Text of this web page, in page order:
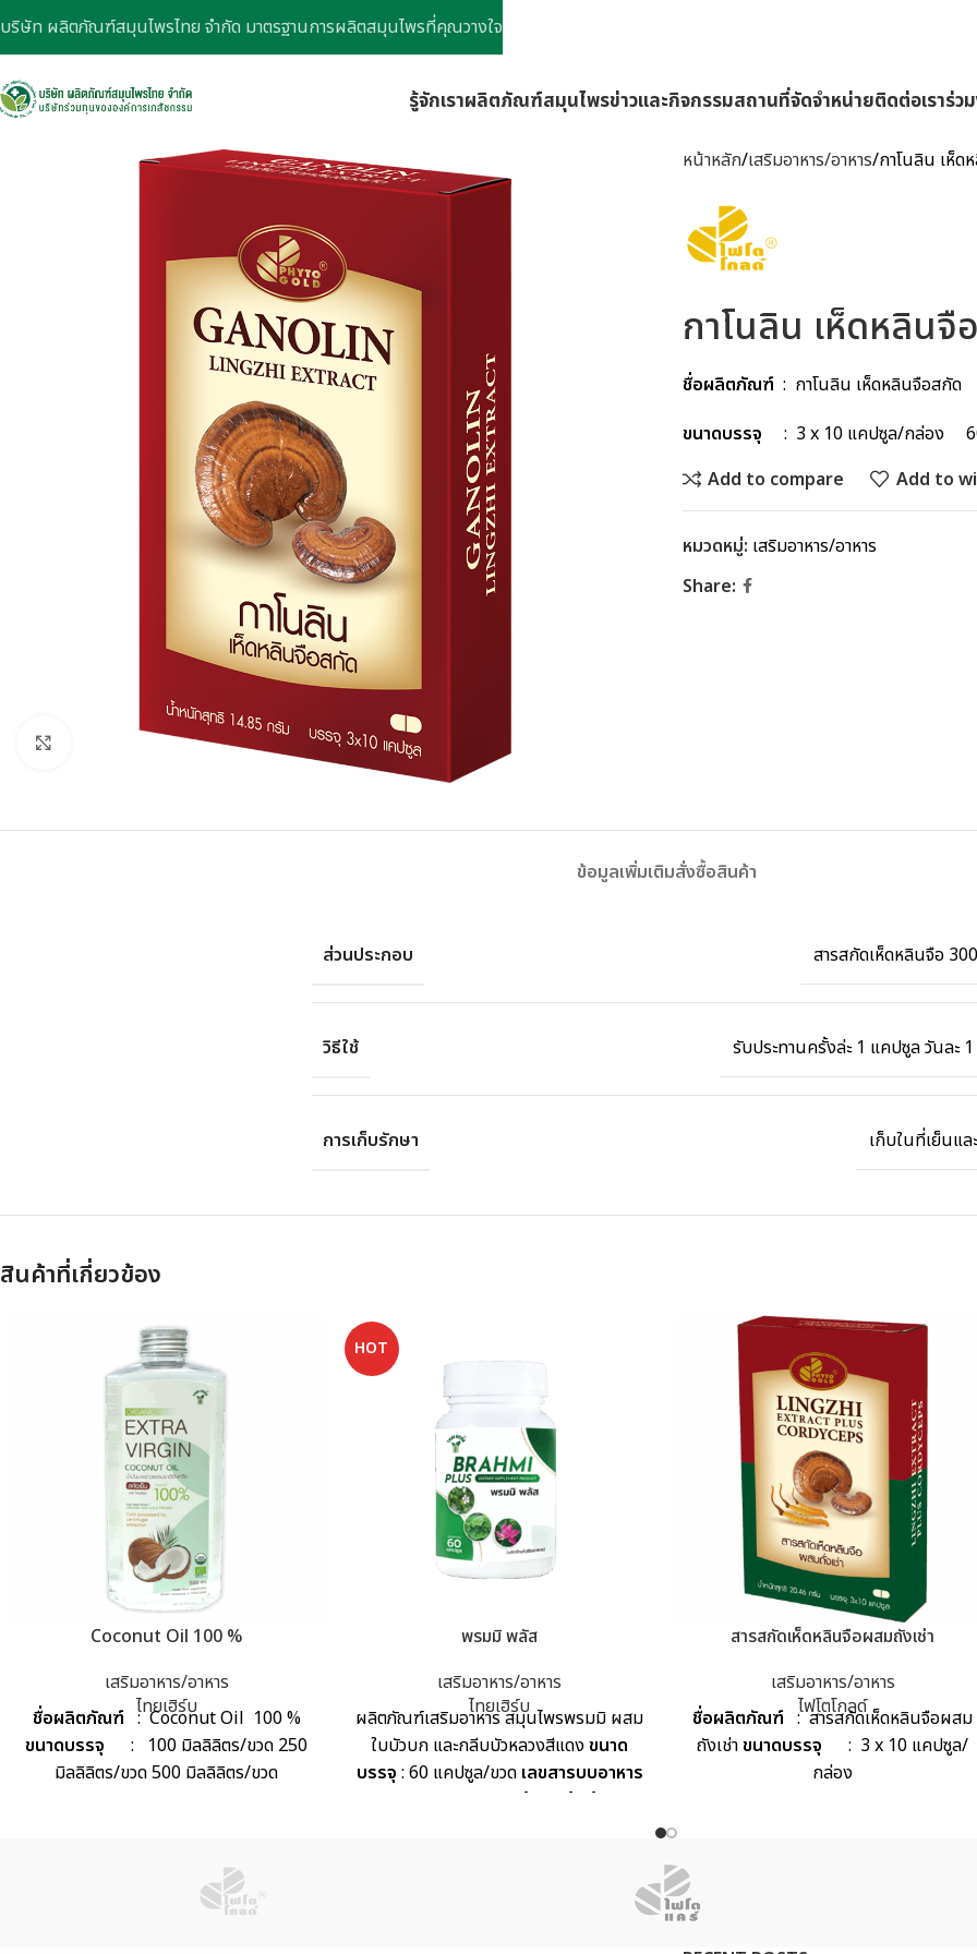
รู้จักเราผลิตภัณฑ์สมุนไพรข่าวและกิจกรรมสถานที่จัดจำหน่ายติดต่อเราร่ว
Click to enlarge
หน้าหลัก เสริมอาหาร/อาหาร กาโนลิน เห็ด
กาโนลิน เห็ดหลินจื
ชื่อผลิตภัณฑ์ : กาโนลิน เห็ดหลินจือสกัด
ขนาดบรรจุ : 3 x 10 แคปซูล/กล่อง
Add to compare
Add to
หมวดหมู่: เสริมอาหาร/อาหาร
Share:
ข้อมูลเพิ่มเติมสั่งซื้อสินค้า
ส่วนประกอบ สารสกัดเห็ดหลินจือ
วิธีใช้ รับประทานครั้งล่ะ 1 แคปซูล วันละ
การเก็บรักษา เก็บในที่เย็นแล
สินค้าที่เกี่ยวข้อง
Coconut Oil 100 %
เสริมอาหาร/อาหาร
ไทยเฮิร์บ
ชื่อผลิตภัณฑ์: Coconut Oil 100 %
ขนาดบรรจุ : 100 มิลลิลิตร/ขวด 250
มิลลิลิตร/ขวด 500 มิลลิลิตร/ขวด
HOT
พรมมิ พลัส
เสริมอาหาร/อาหาร
ไทยเฮิร์บ
ผลิตภัณฑ์เสริมอาหาร สมุนไพรพรมมิ ผสม
ใบบัวบก และกลีบบัวหลวงสีแดงขนาด
บรรจุ : 60 แคปซูล/ขวด เลขสารบบอาหาร
ข้อมูลผู้แพ้อาหาร
สารสกัดเห็ดหลินจือผสมถังเช่า
เสริมอาหาร/อาหาร
ไฟโตโกลด์
ชื่อผลิตภัณฑ์ : สารสกัดเห็ดหลินจือผสม
ถังเช่าขนาดบรรจุ : 3 x 10 แคปซูล/
กล่อง
บริษัท ผลิตภัณฑ์สมุนไพรไทย จำกัด มาตรฐานการผลิตสมุนไพรที่คุณวางใจ